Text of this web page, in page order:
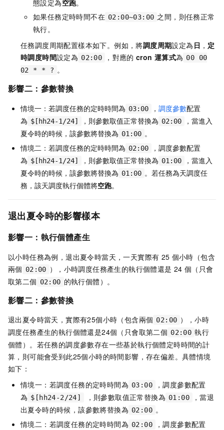
態設定為空跑。
如果任務定時時間不在 02:00~03:00 之間，則任務正常
執行。
任務調度周期配置樣本如下。例如，將調度周期設定為 日 ， 定
時調度時間設定為 02:00 ，對應的 cron 運算式為 00 00
02 * * ? 。
影響二：參數替換
情境一：若調度任務的定時時間為 03:00 ， 調度參數配置
為 $[hh24-1/24] ，則參數取值正常替換為 02:00
，當進入
夏令時的時候，該參數將替換為 01:00 。
情境二：若調度任務的定時時間為 02:00
，調度參數配置
為 $[hh24-1/24] ，則參數取值正常替換為 01:00
，當進入
夏令時的時候，該參數將替換為 01:00 。若任務為天調度任
務，該天調度執行個體將空跑。
退出夏令時的影響樣本
影響一：執行個體產生
以小時任務為例，退出夏令時當天，一天實際有 25 個小時（包含
兩個 02:00 ），小時調度任務產生的執行個體還是 24 個（只會
取第二個 02:00 的執行個體）。
影響二：參數替換
退出夏令時當天，實際有25個小時（包含兩個 02:00 ），小時
調度任務產生的執行個體還是24個（只會取第二個 02:00 執行
個體）。若任務的調度參數存在一些基於執行個體定時時間的計
算，則可能會受到此25個小時的時間影響，存在偏差。具體情境
如下：
情境一：若調度任務的定時時間為 03:00
，調度參數配置
為 $[hh24-2/24] ，則參數取值正常替換為 01:00
，當退
出夏令時的時候，該參數將替換為 02:00 。
情境二：若調度任務的定時時間為 02:00 ，調度參數配置